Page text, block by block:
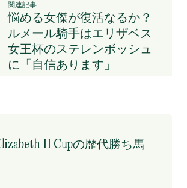
II Cupの歴代勝ち馬
関連記事
悩める女傑が復活なるか？
ルメール騎手はエリザベス
女王杯のステレンボッシュ
に「自信あります」